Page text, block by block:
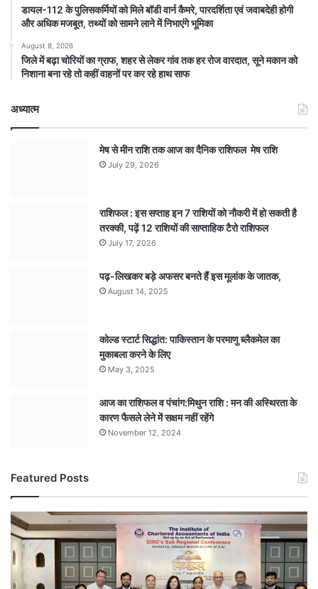
डायल-112 के पुलिसकर्मियों को मिले बॉडी वार्न कैमरे, पारदर्शिता एवं जवाबदेही होगी
और अधिक मजबूत, तथ्यों को सामने लाने में निभाएंगे भूमिका
August 8, 2026
जिले में बढ़ा चोरियों का ग्राफ, शहर से लेकर गांव तक हर रोज वारदात, सूने मकान को
निशाना बना रहे तो कहीं वाहनों पर कर रहे हाथ साफ
अध्यात्म
मेष से मीन राशि तक आज का दैनिक राशिफल मेष राशि
July 29, 2026
राशिफल : इस सप्ताह इन 7 राशियों को नौकरी में हो सकती है
तरक्की, पढ़ें 12 राशियों की साप्ताहिक टैरो राशिफल
July 17, 2026
पढ़-लिखकर बड़े अफसर बनते हैं इस मूलांक के जातक,
August 14, 2025
कोल्ड स्टार्ट सिद्धांत: पाकिस्तान के परमाणु ब्लैकमेल का
मुकाबला करने के लिए
May 3, 2025
आज का राशिफल व पंचांग:मिथुन राशि : मन की अस्थिरता के
कारण फैसले लेने में सक्षम नहीं रहेंगे
November 12, 2024
Featured Posts
टैक्स
और
कंपनी
ऑडिट
के